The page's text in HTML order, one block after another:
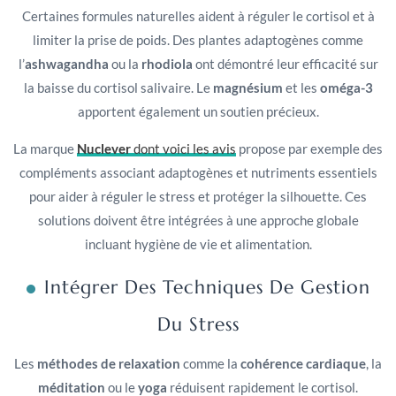
Certaines formules naturelles aident à réguler le cortisol et à
limiter la prise de poids. Des plantes adaptogènes comme
l’ashwagandha ou la rhodiola ont démontré leur efficacité sur
la baisse du cortisol salivaire. Le magnésium et les oméga-3
apportent également un soutien précieux.
La marque Nucleverdont voici les avis propose par exemple des
compléments associant adaptogènes et nutriments essentiels
pour aider à réguler le stress et protéger la silhouette. Ces
solutions doivent être intégrées à une approche globale
incluant hygiène de vie et alimentation.
Intégrer Des Techniques De Gestion
Du Stress
Les méthodes de relaxation comme la cohérence cardiaque, la
méditation ou leyoga réduisent rapidement le cortisol.